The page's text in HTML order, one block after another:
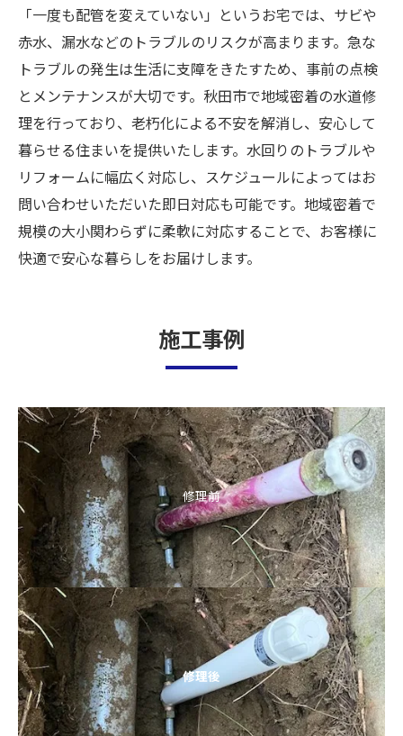
「一度も配管を変えていない」というお宅では、サビや
赤水、漏水などのトラブルのリスクが高まります。急な
トラブルの発生は生活に支障をきたすため、事前の点検
とメンテナンスが大切です。秋田市で地域密着の水道修
理を行っており、老朽化による不安を解消し、安心して
暮らせる住まいを提供いたします。水回りのトラブルや
リフォームに幅広く対応し、スケジュールによってはお
問い合わせいただいた即日対応も可能です。地域密着で
規模の大小関わらずに柔軟に対応することで、お客様に
快適で安心な暮らしをお届けします。
施工事例
修理前
修理後